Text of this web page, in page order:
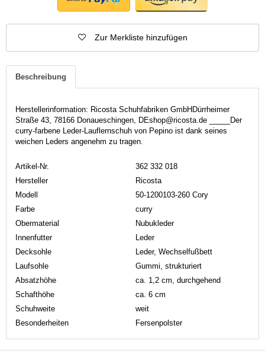
Zur Merkliste hinzufügen
Beschreibung
Herstellerinformation: Ricosta Schuhfabriken GmbHDürrheimer
Straße 43, 78166 Donaueschingen, DEshop@ricosta.de _____Der
curry-farbene Leder-Lauflernschuh von Pepino ist dank seines
weichen Leders angenehm zu tragen.
Artikel-Nr.
362 332 018
Hersteller
Ricosta
Modell
50-1200103-260 Cory
Farbe
curry
Obermaterial
Nubukleder
Innenfutter
Leder
Decksohle
Leder, Wechselfußbett
Laufsohle
Gummi, strukturiert
Absatzhöhe
ca. 1,2 cm, durchgehend
Schafthöhe
ca. 6 cm
Schuhweite
weit
Besonderheiten
Fersenpolster